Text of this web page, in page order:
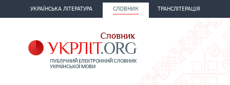
УКРАЇНСЬКА ЛІТЕРАТУРА СЛОВНИК ТРАНСЛІТЕРАЦІЯ